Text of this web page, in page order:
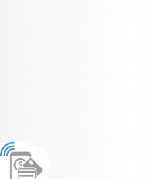
projetados para garantir o